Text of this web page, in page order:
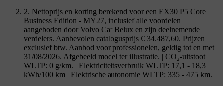
2. Nettoprijs en korting berekend voor een EX30 P5 Core
Business Edition - MY27, inclusief alle voordelen
aangeboden door Volvo Car Belux en zijn deelnemende
verdelers. Aanbevolen catalogusprijs € 34.487,60. Prijzen
exclusief btw. Aanbod voor professionelen, geldig tot en met
31/08/2026. Afgebeeld model ter illustratie. | CO₂-uitstoot
WLTP: 0 g/km. | Elektriciteitsverbruik WLTP: 17,1 - 18,3
kWh/100 km | Elektrische autonomie WLTP: 335 - 475 km.